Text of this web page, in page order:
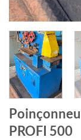
PROFI 500